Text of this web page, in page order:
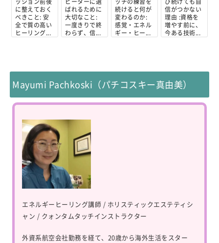
に整えておく
べきこと: 安
全で質の高い
ヒーリング...
ばれるために
大切なこと:
一度きりで終
わらず、信...
続けると何が
変わるのか:
感覚・エネル
ギー・ヒー...
信がつかない
理由 :資格を
増やす前に、
今ある技術...
Mayumi Pachkoski（パチコスキー真由美）
エネルギーヒーリング講師 / ホリスティックエステティシ
ャン / クォンタムタッチインストラクター
外資系航空会社勤務を経て、20歳から海外生活をスター